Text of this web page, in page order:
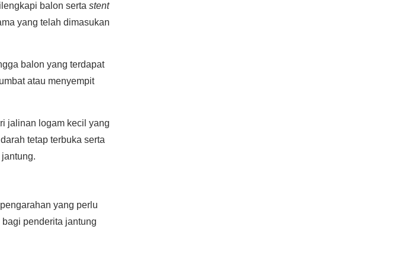
balon serta stent
yang telah dimasukan
balon yang terdapat
atau menyempit
jalinan logam kecil yang
tetap terbuka serta
yang perlu
penderita jantung